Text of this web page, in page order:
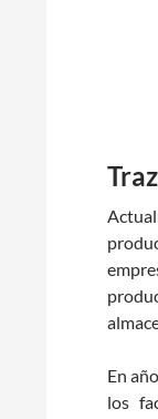
En
los